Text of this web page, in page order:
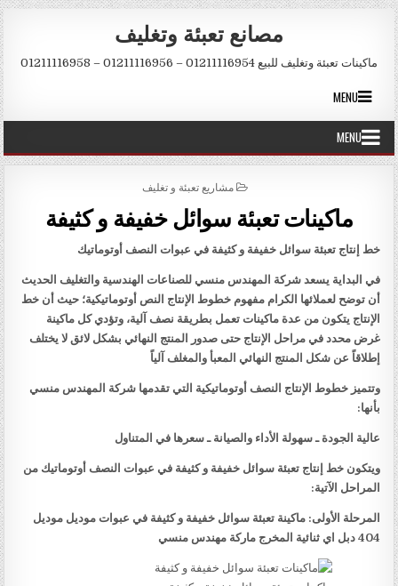
Skip to content
مصانع تعبئة وتغليف
ماكينات تعبئة وتغليف للبيع 01211116954 – 01211116956 – 01211116958
MENU
MENU
POSTED IN
مشاريع تعبئة و تغليف
ماكينات تعبئة سوائل خفيفة و كثيفة
خط إنتاج تعبئة سوائل خفيفة و كثيفة في عبوات النصف أوتوماتيك
في البداية يسعد شركة المهندس منسي للصناعات الهندسية والتغليف الحديث
أن توضح لعملائها الكرام مفهوم خطوط الإنتاج النص أوتوماتيكية؛ حيث أن خط
الإنتاج يتكون من عدة ماكينات تعمل بطريقة نصف آلية، وتؤدي كل ماكينة
غرض محدد في مراحل الإنتاج حتى صدور المنتج النهائي بشكل لائق لا يختلف
إطلاقاً عن شكل المنتج النهائي المعبأ والمغلف آلياً
وتتميز خطوط الإنتاج النصف أوتوماتيكية التي تقدمها شركة المهندس منسي
بأنها:
عالية الجودة ـ سهولة الأداء والصيانة ـ سعرها في المتناول
ويتكون خط إنتاج تعبئة سوائل خفيفة و كثيفة في عبوات النصف أوتوماتيك من
المراحل الآتية:
المرحلة الأولى: ماكينة تعبئة سوائل خفيفة و كثيفة في عبوات موديل موديل
404 دبل اي ثنائية المخرج ماركة مهندس منسي